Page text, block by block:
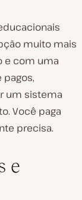
muito mais
e com uma
um sistema
Você paga
precisa.
e